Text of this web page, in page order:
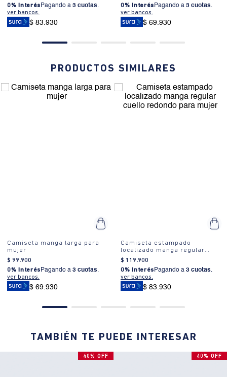
0% Interés Pagando a 3 cuotas.
ver bancos.
$ 83.930
0% Interés Pagando a 3 cuotas.
ver bancos.
$ 69.930
PRODUCTOS SIMILARES
Camiseta manga larga para
mujer
$ 99.900
0% Interés Pagando a 3 cuotas.
ver bancos.
$ 69.930
Camiseta estampado
localizado manga regular
cuello redondo para mujer
$ 119.900
0% Interés Pagando a 3 cuotas.
ver bancos.
$ 83.930
TAMBIÉN TE PUEDE INTERESAR
40% OFF 40% OFF